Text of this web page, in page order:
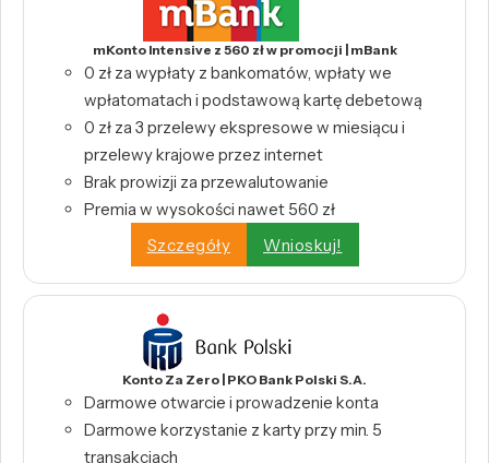
mKonto Intensive z 560 zł w promocji | mBank
0 zł za wypłaty z bankomatów, wpłaty we
wpłatomatach i podstawową kartę debetową
0 zł za 3 przelewy ekspresowe w miesiącu i
przelewy krajowe przez internet
Brak prowizji za przewalutowanie
Premia w wysokości nawet 560 zł
Szczegóły
Wnioskuj!
Konto Za Zero | PKO Bank Polski S.A.
Darmowe otwarcie i prowadzenie konta
Darmowe korzystanie z karty przy min. 5
transakcjach